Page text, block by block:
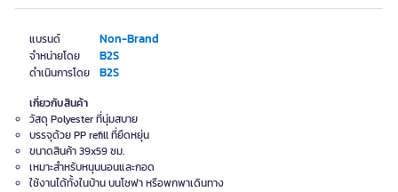
แบรนด์ Non-Brand
จำหน่ายโดย B2S
ดำเนินการโดย B2S
เกี่ยวกับสินค้า
วัสดุ Polyester ที่นุ่มสบาย
บรรจุด้วย PP refill ที่ยืดหยุ่น
ขนาดสินค้า 39x59 ซม.
เหมาะสำหรับหนุนนอนและกอด
ใช้งานได้ทั้งในบ้าน บนโซฟา หรือพกพาเดินทาง